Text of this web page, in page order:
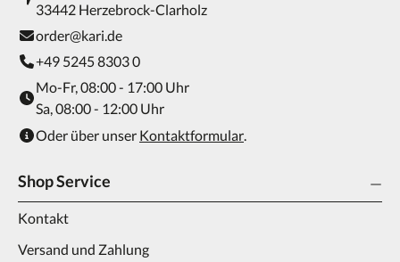
33442 Herzebrock-Clarholz
order@kari.de
+49 5245 8303 0
Mo-Fr, 08:00 - 17:00 Uhr
Sa, 08:00 - 12:00 Uhr
Oder über unser Kontaktformular.
Shop Service
Kontakt
Versand und Zahlung